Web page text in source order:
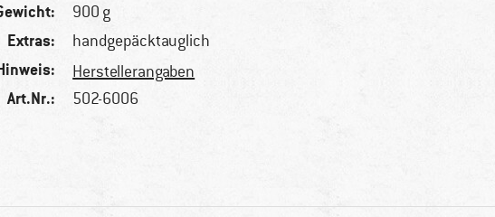
900 g
Extras: handgepäcktauglich
Herstellerangaben
Art.Nr.: 502-6006